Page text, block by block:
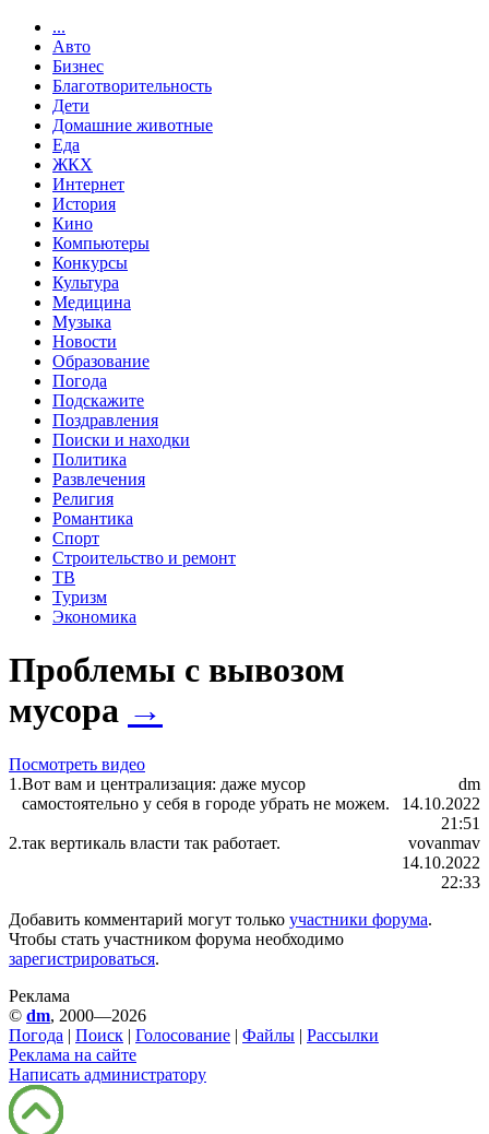
...
Авто
Бизнес
Благотворительность
Дети
Домашние животные
Еда
ЖКХ
Интернет
История
Кино
Компьютеры
Конкурсы
Культура
Медицина
Музыка
Новости
Образование
Погода
Подскажите
Поздравления
Поиски и находки
Политика
Развлечения
Религия
Романтика
Спорт
Строительство и ремонт
ТВ
Туризм
Экономика
Проблемы с вывозом
мусора →
Посмотреть видео
1.Вот вам и централизация: даже мусор
самостоятельно у себя в городе убрать не можем.
dm
14.10.2022
21:51
2.так вертикаль власти так работает.
vovanmav
14.10.2022
22:33
Добавить комментарий могут только участники форума.
Чтобы стать участником форума необходимо
зарегистрироваться.
Реклама
© dm, 2000—2026
Погода | Поиск | Голосование | Файлы | Рассылки
Реклама на сайте
Написать администратору